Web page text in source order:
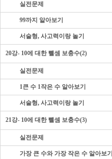
실전문제
99까지 알아보기
서술형, 사고력이랑 놀기
20강- 10에 대한 뺄셈 보충수(2)
실전문제
1큰 수 1작은 수 알아보기
서술형, 사고력이랑 놀기
21강- 10에 대한 뺄셈 보충수(3)
실전문제
가장 큰 수와 가장 작은 수 알아보기